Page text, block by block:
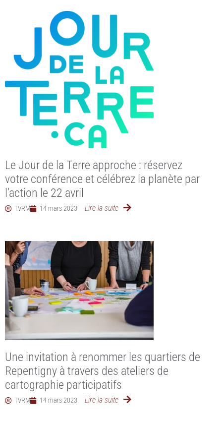
Le Jour de la Terre approche : réservez
votre conférence et célébrez la planète par
l’action le 22 avril
TVRM 14 mars 2023 Lire la suite
Une invitation à renommer les quartiers de
Repentigny à travers des ateliers de
cartographie participatifs
TVRM 14 mars 2023 Lire la suite